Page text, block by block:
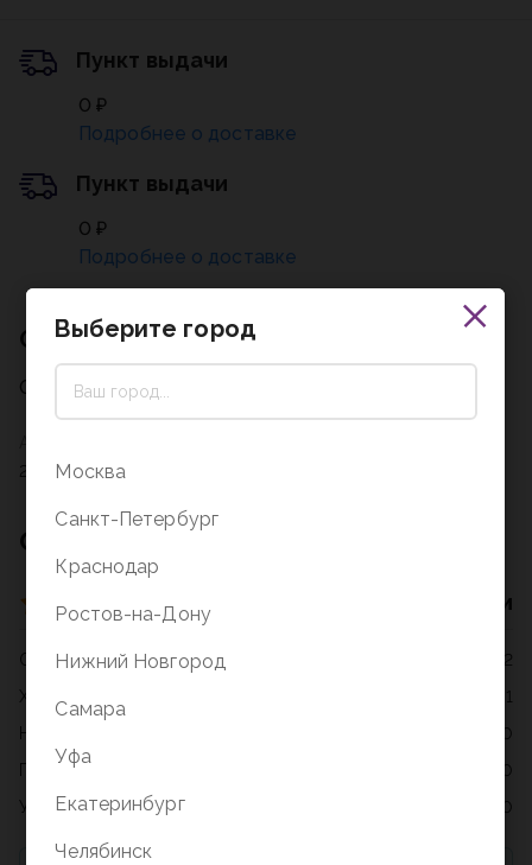
236678
Описание
Описание на стадии заполнения
Пункт выдачи
0 ₽
Подробнее о доставке
Пункт выдачи
0 ₽
Подробнее о доставке
Отзывы о товаре
3 оценки
Отлично
2
Хорошо
1
Нормально
0
Плохо
0
Ужасно
0
Выберите город
Москва
Санкт-Петербург
Краснодар
Ростов-на-Дону
Нижний Новгород
Самара
Уфа
Екатеринбург
Челябинск